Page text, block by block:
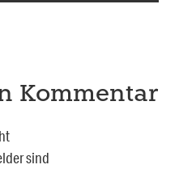
Kommentar
sind